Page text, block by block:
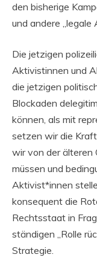
den bisherige
und andere „legale
Die jetzigen
Aktivistinnen und
die jetzigen
Blockaden
können, als mit
setzen wir die
wir von der älteren
müssen und
Aktivist*innen
konsequent die
Rechtsstaat in
ständigen „Rolle
Strategie.